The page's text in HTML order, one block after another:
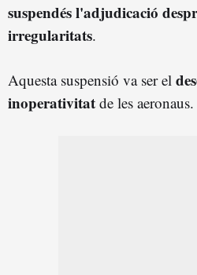
suspendés l'adjudicació
irregularitats.
Aquesta suspensió va ser el
inoperativitat de les aeronaus.